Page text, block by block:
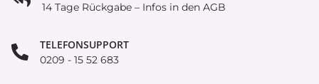
14 Tage Rückgabe – Infos in den AGB
TELEFONSUPPORT
0209 - 15 52 683